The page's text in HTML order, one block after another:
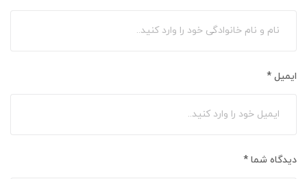
ایمیل *
دیدگاه شما *